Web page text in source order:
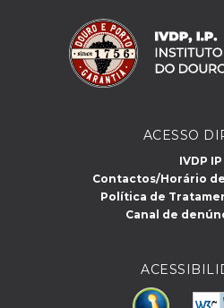
ACESSO
IVDP IP
Contactos/Horário
Política de
Canal de